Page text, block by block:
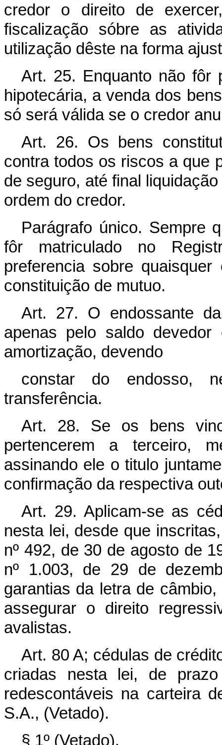
credor o direito de
fiscalização sóbre as
utilização dêste na forma
Art. 25. Enquanto não fôr
hipotecária, a venda dos
só será válida se o credor
Art. 26. Os bens
contra todos os riscos a que
de seguro, até final
ordem do credor.
Parágrafo único. Sempre
fôr matriculado no
preferencia sobre
constituição de mutuo.
Art. 27. O endossante
apenas pelo saldo
amortização, devendo
constar do endosso,
transferência.
Art. 28. Se os bens
pertencerem a terceiro,
assinando ele o titulo
confirmação da respectiva
Art. 29. Aplicam-se as
nesta lei, desde que
nº 492, de 30 de agosto de
nº 1.003, de 29 de
garantias da letra de
assegurar o direito
avalistas.
Art. 80 A; cédulas de
criadas nesta lei, de
redescontáveis na carteira
S.A., (Vetado).
§ 1º (Vetado).